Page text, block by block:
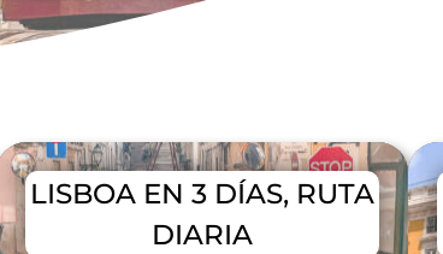
LISBOA EN 3 DÍAS, RUTA
DIARIA